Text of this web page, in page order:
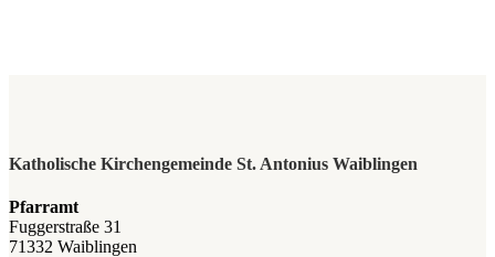
Katholische Kirchengemeinde St. Antonius Waiblingen
Pfarramt
Fuggerstraße 31
71332 Waiblingen